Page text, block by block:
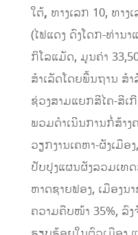
ໃຕ້, ທາງເລກ 10, ທາງ
(ໄຟແດງ ດົງໂດກ-ທ່ານ
ກິໂລແມັດ, ມູນຄ່າ
ສໍາເລັດໂດຍພື້ນຖານ ສໍ
ຊ່ວງສາມແຍກສີໄຄ-ສີເ
ພວມດຳເນີນການກໍ່ສ້າ
ວຽກງານເຄຫາ-ຜັງເມືອ
ປັບປຸງແຜນຜັງລວມເທດ
ຫາດຊາຍຟອງ,​ ເມືອງນ
ຄວາມຄືບໜ້າ 35%, ລົ